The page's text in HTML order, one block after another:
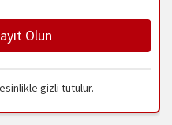
Olun
gizli tutulur.